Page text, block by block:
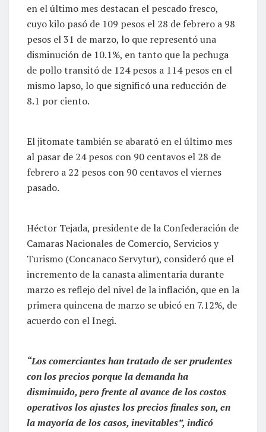
en el último mes destacan el pescado fresco,
cuyo kilo pasó de 109 pesos el 28 de febrero a 98
pesos el 31 de marzo, lo que representó una
disminución de 10.1%, en tanto que la pechuga
de pollo transitó de 124 pesos a 114 pesos en el
mismo lapso, lo que significó una reducción de
8.1 por ciento.
El jitomate también se abarató en el último mes
al pasar de 24 pesos con 90 centavos el 28 de
febrero a 22 pesos con 90 centavos el viernes
pasado.
Héctor Tejada, presidente de la Confederación de
Camaras Nacionales de Comercio, Servicios y
Turismo (Concanaco Servytur), consideró que el
incremento de la canasta alimentaria durante
marzo es reflejo del nivel de la inflación, que en la
primera quincena de marzo se ubicó en 7.12%, de
acuerdo con el Inegi.
“Los comerciantes han tratado de ser prudentes
con los precios porque la demanda ha
disminuido, pero frente al avance de los costos
operativos los ajustes los precios finales son, en
la mayoría de los casos, inevitables”, indicó